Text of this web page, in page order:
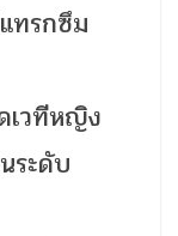
ทรกซึม
เวทีหญิง
ระดับ